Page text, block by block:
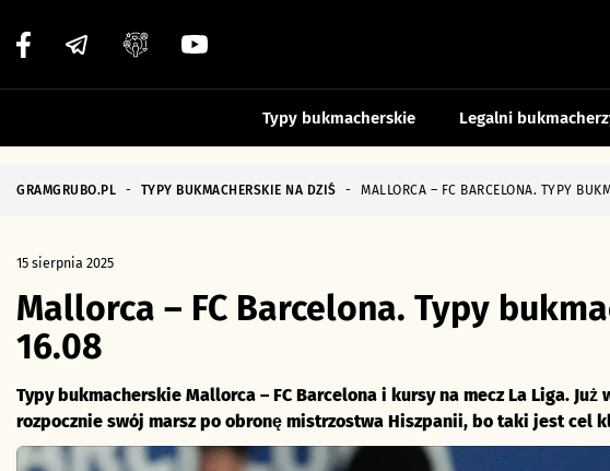
Typy bukmacherskie Legalni
GRAMGRUBO.PL - TYPY BUKMACHERSKIE NA DZIŚ - MALLORCA – FC BARCELONA. TYPY
15 sierpnia 2025
Mallorca – FC Barcelona. Typy
16.08
Typy bukmacherskie Mallorca – FC Barcelona i kursy na mecz La Liga. Już
rozpocznie swój marsz po obronę mistrzostwa Hiszpanii, bo taki jest cel